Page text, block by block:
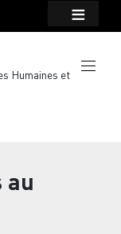
Humaines et
au